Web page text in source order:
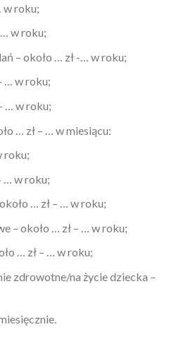
w roku;
w roku;
– około … zł -… w roku;
… w roku;
… w roku;
… zł – … w miesiącu:
roku;
… w roku;
… zł – … w roku;
– około … zł – … w roku;
… zł – … w roku;
zdrowotne/na życie dziecka –